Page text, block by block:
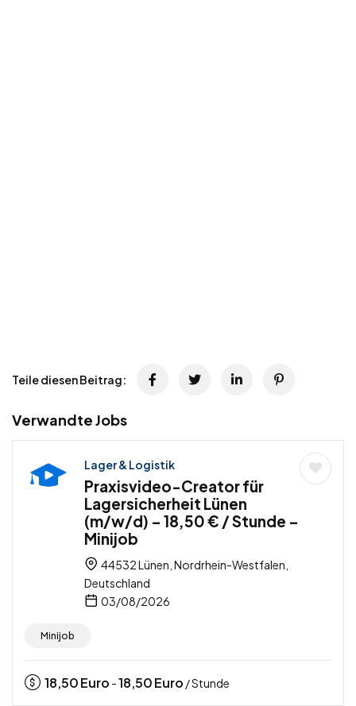
Teile diesen Beitrag:
Verwandte Jobs
Lager & Logistik
Praxisvideo-Creator für
Lagersicherheit Lünen
(m/w/d) – 18,50 € / Stunde –
Minijob
44532 Lünen, Nordrhein-Westfalen,
Deutschland
03/08/2026
Minijob
18,50Euro -18,50Euro / Stunde